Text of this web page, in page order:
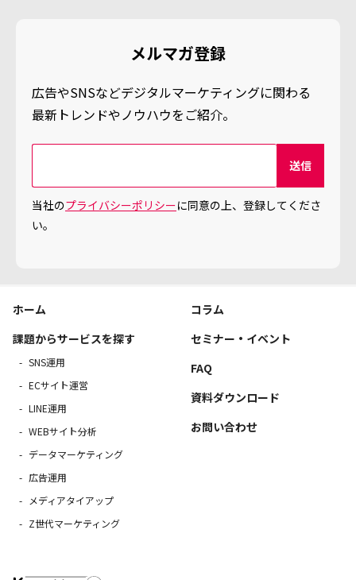
メルマガ登録
広告やSNSなどデジタルマーケティングに関わる
最新トレンドやノウハウをご紹介。
当社のプライバシーポリシーに同意の上、登録してくださ
い。
ホーム
課題からサービスを探す
SNS運用
ECサイト運営
LINE運用
WEBサイト分析
データマーケティング
広告運用
メディアタイアップ
Z世代マーケティング
コラム
セミナー・イベント
FAQ
資料ダウンロード
お問い合わせ